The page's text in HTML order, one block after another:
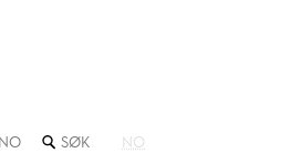
SØK NO